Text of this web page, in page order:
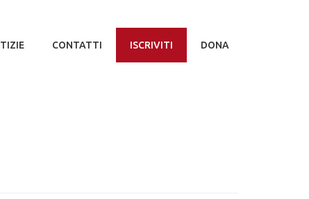
CONTATTI ISCRIVITI DONA